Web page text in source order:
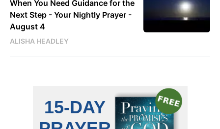
When You Need Guidance for the
Next Step - Your Nightly Prayer -
August 4
ALISHA HEADLEY